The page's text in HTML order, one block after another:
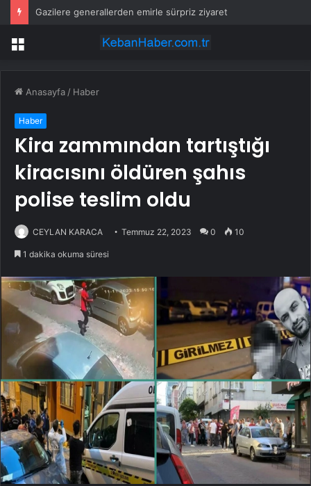
Gazilere generallerden emirle sürpriz ziyaret
Menü
Anasayfa / Haber
Haber
Kira zammından tartıştığı
kiracısını öldüren şahıs
polise teslim oldu
CEYLAN KARACA Temmuz 22, 2023 0 10
1 dakika okuma süresi